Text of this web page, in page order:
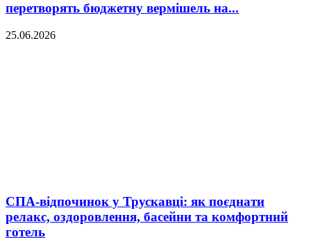
перетворять бюджетну вермішель на...
25.06.2026
СПА-відпочинок у Трускавці: як поєднати
релакс, оздоровлення, басейни та комфортний
готель